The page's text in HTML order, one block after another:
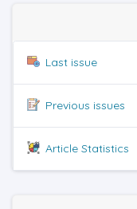
Last issue
Previous issues
Article Statistics